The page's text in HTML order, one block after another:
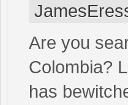
Are you
Colombia?
has